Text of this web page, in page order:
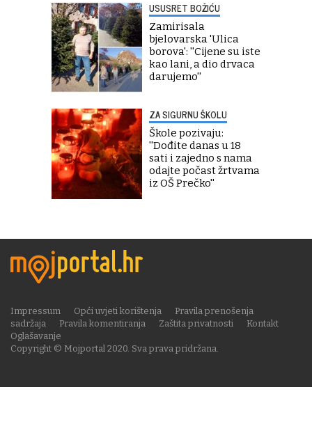
USUSRET BOŽIĆU
Zamirisala
bjelovarska 'Ulica
borova': ''Cijene su iste
kao lani, a dio drvaca
darujemo''
ZA SIGURNU ŠKOLU
Škole pozivaju:
''Dođite danas u 18
sati i zajedno s nama
odajte počast žrtvama
iz OŠ Prečko''
Copyright © Mojportal 2020. Sva prava pridržana.
Impressum Opći uvjeti korištenja
Pravila prenošenja
sadržaja
Pravila komentiranja Zaštita privatnosti
Kontakt
Oglašavanje